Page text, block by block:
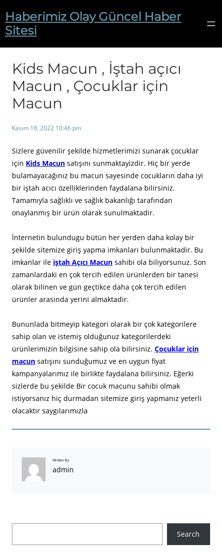
geçHaberimiz Olay Güncel Haber
Sitesi
Kids Macun , İştah açıcı
Macun , Çocuklar için
Macun
Kasım 18, 2022 10:46 pm
Sizlere güvenilir şekilde hizmetlerimizi sunarak çocuklar
için Kids Macun satışını sunmaktayizdir. Hiç bir yerde
bulamayacağınız bu macun sayesinde cocukların daha iyi
bir iştah acıcı özelliklerinden faydalana bilirsiniz.
Tamamıyla sağlıklı ve sağlık bakanlığı tarafından
onaylanmış bir ürün olarak sunulmaktadir.
İnternetin bulundugu bütün her yerden daha kolay bir
şekilde sitemize giriş yapma imkanları bulunmaktadir. Bu
imkanlar ile iştah Açıcı Macun sahibi ola biliyorsunuz. Son
zamanlardaki en çok tercih edilen ürünlerden bir tanesi
olarak bilinen ve gün geçtikce daha çok tercih edilen
ürünler arasında yerini almaktadir.
Bununlada bitmeyip kategori olarak bir çok kategorilere
sahip olan ve istemiş olduğunuz kategorilerdeki
ürünlerimizin bilgisine sahip ola bilirsiniz. Çocuklar için
macun satışını sunduğumuz ve en uygun fiyat
kampanyalarımız ile birlikte faydalana bilirsiniz. Eğerki
sizlerde bu şekilde Bir cocuk macunu sahibi olmak
istiyorsanız hiç durmadan sitemize giriş yapmanız yeterli
olacaktır saygılarımızla
Written By
admin
Search